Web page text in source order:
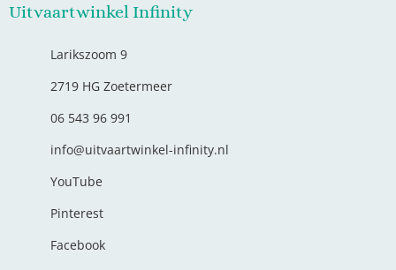
Uitvaartwinkel Infinity
Larikszoom 9
2719 HG Zoetermeer
06 543 96 991
info@uitvaartwinkel-infinity.nl
YouTube
Pinterest
Facebook